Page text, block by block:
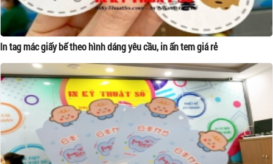
In tag mác giấy bế theo hình dáng yêu cầu, in ấn tem giá rẻ